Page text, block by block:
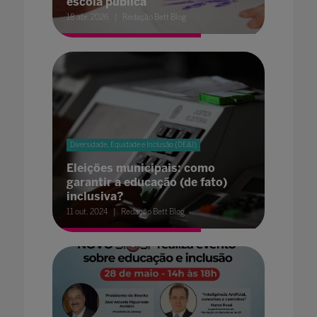
18 abr. 2026 Redação Bett Blog
Diversidade, Equidade e Inclusão (DE&I)
Eleições municipais: como
garantir a educação (de fato)
inclusiva?
11 out. 2024 Redação Bett Blog